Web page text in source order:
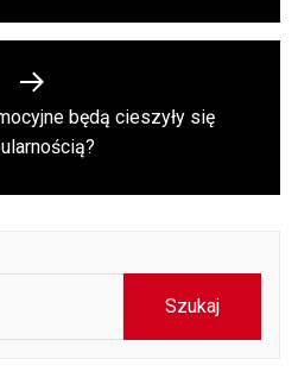
Next
post:
będą cieszyły się